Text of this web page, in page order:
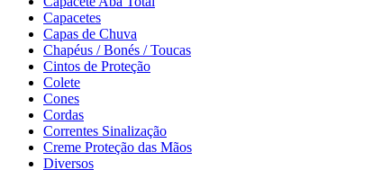
Capacetes
Capas de Chuva
Chapéus / Bonés / Toucas
Cintos de Proteção
Colete
Cones
Cordas
Correntes Sinalização
Creme Proteção das Mãos
Diversos